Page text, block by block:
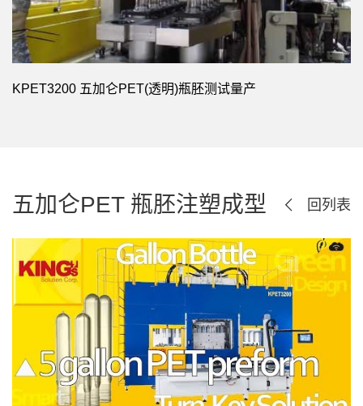
KPET3200 五加仑PET(透明)瓶胚测试量产
五加仑PET 瓶胚注塑成型 回列表